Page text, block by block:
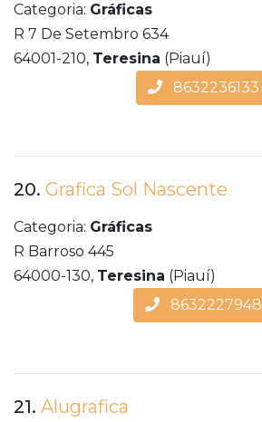
Categoria: Gráficas
R 7 De Setembro 634
64001-210, Teresina (Piauí)
8632236133
20. Grafica Sol Nascente
Categoria: Gráficas
R Barroso 445
64000-130, Teresina (Piauí)
8632227948
21. Alugrafica